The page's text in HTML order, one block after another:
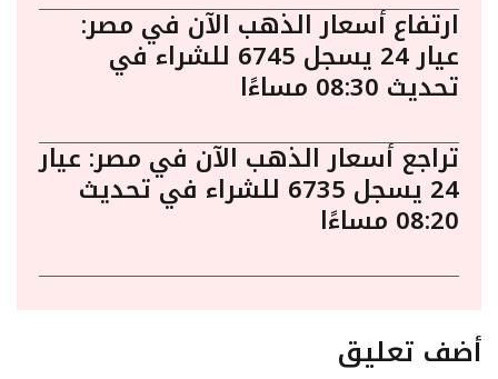
ارتفاع أسعار الذهب الآن في مصر:
عيار 24 يسجل 6745 للشراء في
تحديث 08:30 مساءًا
تراجع أسعار الذهب الآن في مصر: عيار
24 يسجل 6735 للشراء في تحديث
08:20 مساءًا
أضف تعليق